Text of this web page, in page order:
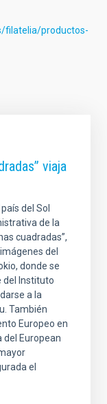
filatelia/productos-
viaja
del Sol
de la
cuadradas”,
del
donde se
del Instituto
a la
También
Europeo en
del European
el